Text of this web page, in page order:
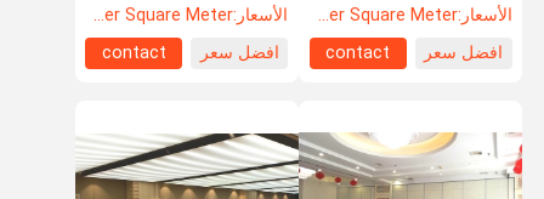
الأسعار:US$108.5 Per Square Meter
افضل سعر
contact
الأسعار:US$110 Per Square Meter
افضل سعر
contact